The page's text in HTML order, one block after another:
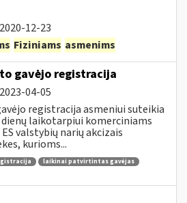
2020-12-23
Fiziniams asmenims
gavėjo registracija
2023-04-05
registracija asmeniui suteikia
laikotarpiui komerciniams
valstybių narių akcizais
kurioms...
laikinai patvirtintas gavėjas